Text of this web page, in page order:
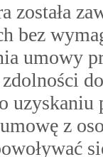
została
bez
umowy
uzyskaniu
z